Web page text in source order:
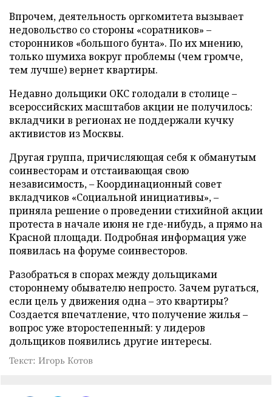
Впрочем, деятельность оргкомитета вызывает
недовольство со стороны «соратников» –
сторонников «большого бунта». По их мнению,
только шумиха вокруг проблемы (чем громче,
тем лучше) вернет квартиры.
Недавно дольщики ОКС голодали в столице –
всероссийских масштабов акции не получилось:
вкладчики в регионах не поддержали кучку
активистов из Москвы.
Другая группа, причисляющая себя к обманутым
соинвесторам и отстаивающая свою
независимость, – Координационный совет
вкладчиков «Социальной инициативы», –
приняла решение о проведении стихийной акции
протеста в начале июня не где-нибудь, а прямо на
Красной площади. Подробная информация уже
появилась на форуме соинвесторов.
Разобраться в спорах между дольщиками
стороннему обывателю непросто. Зачем ругаться,
если цель у движения одна – это квартиры?
Создается впечатление, что получение жилья –
вопрос уже второстепенный: у лидеров
дольщиков появились другие интересы.
Текст: Игорь Котов